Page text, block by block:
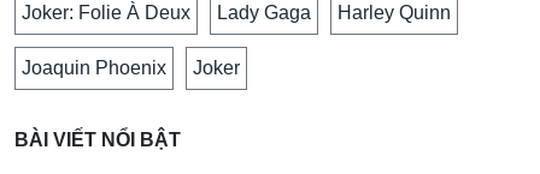
Joker: Folie À Deux Lady Gaga Harley Quinn
Joaquin Phoenix Joker
BÀI VIẾT NỔI BẬT